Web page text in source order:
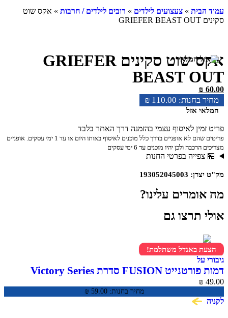
עמוד הבית » צעצועים לילדים » רובים לילדים / חרבות » אקס שוט
סקינים GRIEFER BEAST OUT
אקס שוט סקינים GRIEFER
BEAST OUT
₪ 110.00
₪ 60.00
המלאי אזל
פריט זמין לאיסוף עצמי בהזמנה דרך האתר בלבד
פריטים שהם לא אופניים בדרך כלל מוכנים לאיסוף באותו היום או עד 1 ימי עסקים. אופניים
מצריכים הרכבה ולכן יהיו מוכנים עד 6 ימי עסקים
🏪 צפייה בפרטי החנות
מק"ט יצרן: 193052045003
מה אומרים עלינו?
אולי תרצו גם
הצעת באנדל משתלמת!
גיבורי על
דמות פורטנייט FUSION סדרת Victory Series
מחיר בחנות: ₪ 59.00
₪ 49.00
לקניה